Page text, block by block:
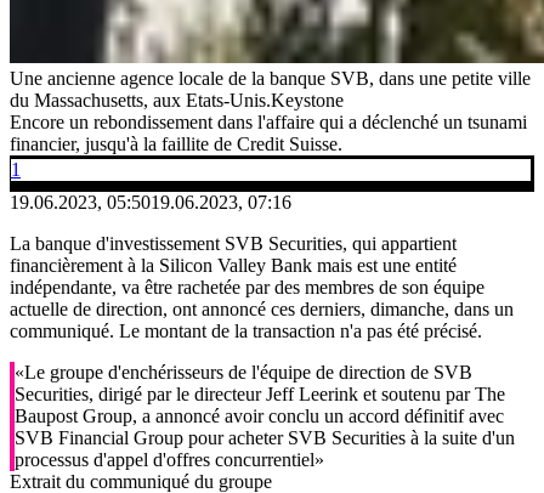
Une ancienne agence locale de la banque SVB, dans une petite ville
du Massachusetts, aux Etats-Unis.Keystone
Encore un rebondissement dans l'affaire qui a déclenché un tsunami
financier, jusqu'à la faillite de Credit Suisse.
1
19.06.2023, 05:5019.06.2023, 07:16
La banque d'investissement SVB Securities, qui appartient
financièrement à la Silicon Valley Bank mais est une entité
indépendante, va être rachetée par des membres de son équipe
actuelle de direction, ont annoncé ces derniers, dimanche, dans un
communiqué. Le montant de la transaction n'a pas été précisé.
«Le groupe d'enchérisseurs de l'équipe de direction de SVB
Securities, dirigé par le directeur Jeff Leerink et soutenu par The
Baupost Group, a annoncé avoir conclu un accord définitif avec
SVB Financial Group pour acheter SVB Securities à la suite d'un
processus d'appel d'offres concurrentiel»
Extrait du communiqué du groupe